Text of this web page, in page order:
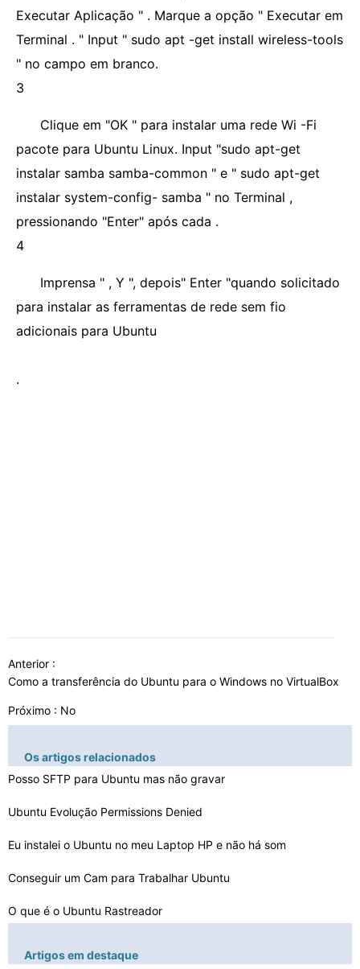
Executar Aplicação " . Marque a opção " Executar em
Terminal . " Input " sudo apt -get install wireless-tools
" no campo em branco.
3
Clique em "OK " para instalar uma rede Wi -Fi
pacote para Ubuntu Linux. Input "sudo apt-get
instalar samba samba-common " e " sudo apt-get
instalar system-config- samba " no Terminal ,
pressionando "Enter" após cada .
4
Imprensa " , Y ", depois" Enter "quando solicitado
para instalar as ferramentas de rede sem fio
adicionais para Ubuntu
.
Anterior :
Como a transferência do Ubuntu para o Windows no VirtualBox
Próximo : No
Os artigos relacionados
Posso SFTP para Ubuntu mas não gravar
Ubuntu Evolução Permissions Denied
Eu instalei o Ubuntu no meu Laptop HP e não há som
Conseguir um Cam para Trabalhar Ubuntu
O que é o Ubuntu Rastreador
Artigos em destaque